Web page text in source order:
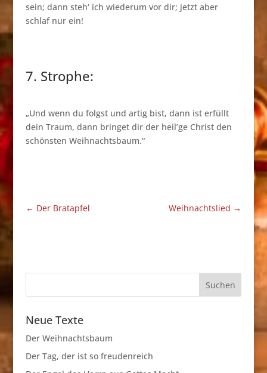
sein; dann steh‘ ich wiederum vor dir; jetzt aber
schlaf nur ein!
7. Strophe:
„Und wenn du folgst und artig bist, dann ist erfüllt
dein Traum, dann bringet dir der heil’ge Christ den
schönsten Weihnachtsbaum.“
← Der Bratapfel Weihnachtslied →
Neue Texte
Der Weihnachtsbaum
Der Tag, der ist so freudenreich